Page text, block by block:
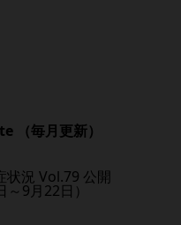
毎月更新）
状況 Vol.79 公開
9月22日）